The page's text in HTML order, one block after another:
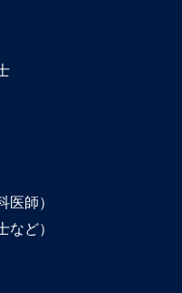
師）
ど）